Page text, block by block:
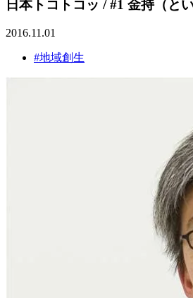
日本トコトコッ / #1 金持（と
2016.11.01
#地域創生